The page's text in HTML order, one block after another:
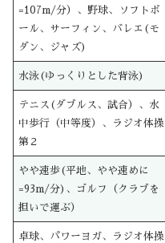
=107m/分）、野球、ソフトボ
ール、サーフィン、バレエ(モ
ダン、ジャズ)
水泳(ゆっくりとした背泳)
テニス(ダブルス、試合）、水
中歩行（中等度）、ラジオ体操
第２
やや速歩(平地、やや速めに
=93m/分)、ゴルフ（クラブを
担いで運ぶ）
卓球、パワーヨガ、ラジオ体操